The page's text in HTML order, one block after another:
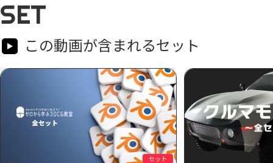
SET
この動画が含まれるセット
セット